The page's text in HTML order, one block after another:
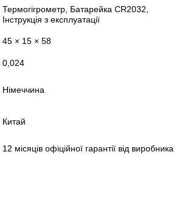
Термогігрометр, Батарейка CR2032,
Інструкція з експлуатації
45 × 15 × 58
0,024
Німеччина
Китай
12 місяців офіційної гарантії від виробника